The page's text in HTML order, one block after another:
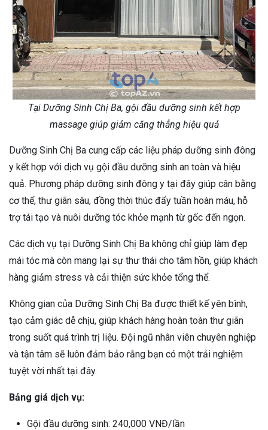
Tại Dưỡng Sinh Chị Ba, gội đầu dưỡng sinh kết hợp
massage giúp giảm căng thẳng hiệu quả
Dưỡng Sinh Chị Ba cung cấp các liệu pháp dưỡng sinh đông
y kết hợp với dịch vụ gội đầu dưỡng sinh an toàn và hiệu
quả. Phương pháp dưỡng sinh đông y tại đây giúp cân bằng
cơ thể, thư giãn sâu, đồng thời thúc đẩy tuần hoàn máu, hỗ
trợ tái tạo và nuôi dưỡng tóc khỏe mạnh từ gốc đến ngọn.
Các dịch vụ tại Dưỡng Sinh Chị Ba không chỉ giúp làm đẹp
mái tóc mà còn mang lại sự thư thái cho tâm hồn, giúp khách
hàng giảm stress và cải thiện sức khỏe tổng thể.
Không gian của Dưỡng Sinh Chị Ba được thiết kế yên bình,
tạo cảm giác dễ chịu, giúp khách hàng hoàn toàn thư giãn
trong suốt quá trình trị liệu. Đội ngũ nhân viên chuyên nghiệp
và tận tâm sẽ luôn đảm bảo rằng bạn có một trải nghiệm
tuyệt vời nhất tại đây.
Bảng giá dịch vụ:
Gội đầu dưỡng sinh: 240,000 VNĐ/lần